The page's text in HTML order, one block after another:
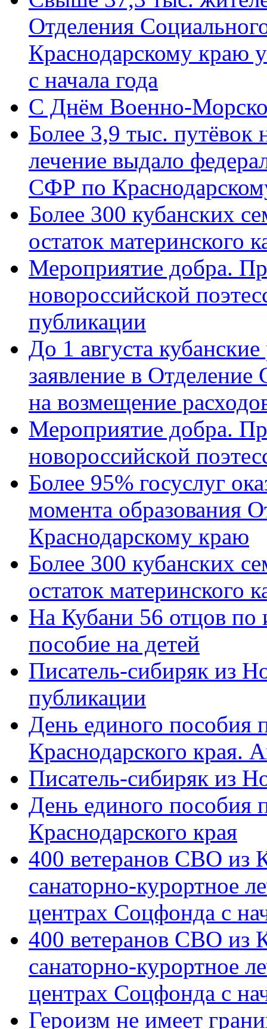
Отделения
Краснодарскому краю
с начала года
C Днём Военно-
Более 3,9 тыс. путёвок
лечение выдало
СФР по
Более 300 кубанских
остаток материнского
Мероприятие добра.
новороссийской
публикации
До 1 августа
заявление в
на возмещение
Мероприятие добра.
новороссийской
Более 95% госуслуг
момента образования
Краснодарскому краю
Более 300 кубанских
остаток материнского
На Кубани 56 отцов по
пособие на детей
Писатель-сибиряк из
публикации
День единого пособия
Краснодарского края.
Писатель-сибиряк из
День единого пособия
Краснодарского края
400 ветеранов СВО из
санаторно-курортное
центрах Соцфонда с
400 ветеранов СВО из
санаторно-курортное
центрах Соцфонда с
Героизм не имеет